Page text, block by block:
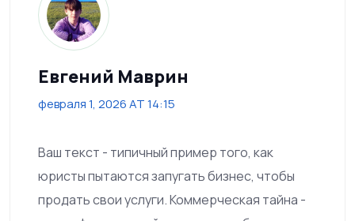
Евгений Маврин
февраля 1, 2026 AT 14:15
Ваш текст - типичный пример того, как
юристы пытаются запугать бизнес, чтобы
продать свои услуги. Коммерческая тайна -